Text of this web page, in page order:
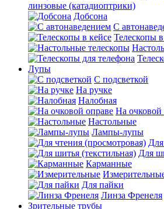
линзовые (катадиоптрики)
Добсона
С
Телескопы
Лупы
С подсветкой
На ручке
Налобная
На очковой
Настольные
Лампы-лупы
Для
Карманные
Для пайки
Линза Френеля
Зрительные трубы